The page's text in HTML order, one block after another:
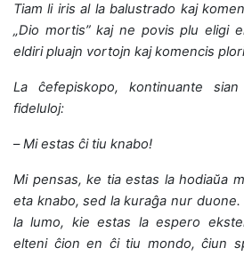
Tiam li iris al la balustrado kaj
„Dio mortis” kaj ne povis plu eligi
eldiri pluajn vortojn kaj komencis
La ĉefepiskopo, kontinuante
fideluloj:
–Mi estas ĉi tiu knabo!
Mi pensas, ke tia estas la hodiaŭa
eta knabo, sed la kuraĝa nur
la lumo, kie estas la espero
elteni ĉion en ĉi tiu mondo, ĉiun